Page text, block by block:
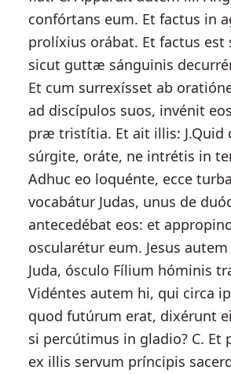
confórtans eum. Et factus in
prolíxius orábat. Et factus est
sicut guttæ sánguinis
Et cum surrexísset ab
ad discípulos suos, invénit
præ tristítia. Et ait illis: J.Quid
súrgite, oráte, ne intrétis in
Adhuc eo loquénte, ecce
vocabátur Judas, unus de
antecedébat eos: et
oscularétur eum. Jesus
Juda, ósculo Fílium hóminis
Vidéntes autem hi, qui circa
quod futúrum erat, dixérunt
si percútimus in gladio? C. Et
ex illis servum príncipis